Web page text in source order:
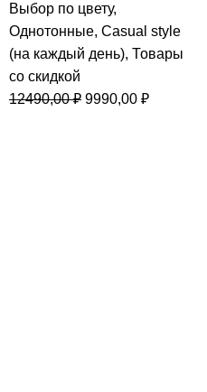
Выбор по цвету,
Однотонные, Casual style
(на каждый день), Товары
со скидкой
12490,00₽ Первоначальная
9990,00 ₽Текущая